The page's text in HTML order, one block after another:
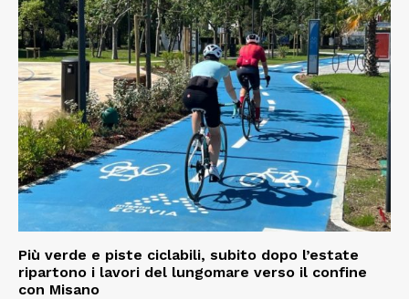
Più verde e piste ciclabili, subito dopo l’estate
ripartono i lavori del lungomare verso il confine
con Misano